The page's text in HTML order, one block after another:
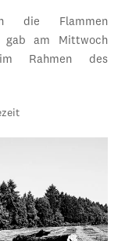
die Flammen
gab am Mittwoch
Rahmen des